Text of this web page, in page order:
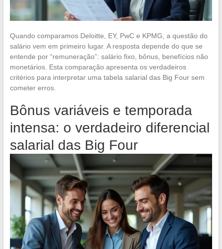
Quando comparamos Deloitte, EY, PwC e KPMG, a questão do
salário vem em primeiro lugar. A resposta depende do que se
entende por “remuneração”: salário fixo, bônus, benefícios não
monetários. Esta comparação apresenta os verdadeiros
critérios para interpretar uma tabela salarial das Big Four sem
cometer erros.
Bônus variáveis e temporada
intensa: o verdadeiro diferencial
salarial das Big Four